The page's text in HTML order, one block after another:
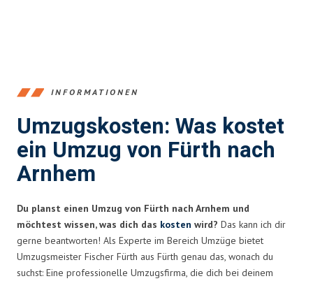
INFORMATIONEN
Umzugskosten: Was kostet
ein Umzug von Fürth nach
Arnhem
Du planst einen Umzug von Fürth nach Arnhem und
möchtest wissen, was dich das kosten wird? Das kann ich dir
gerne beantworten! Als Experte im Bereich Umzüge bietet
Umzugsmeister Fischer Fürth aus Fürth genau das, wonach du
suchst: Eine professionelle Umzugsfirma, die dich bei deinem